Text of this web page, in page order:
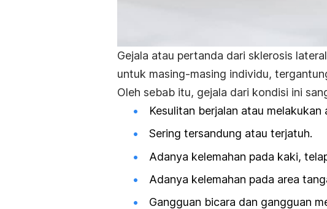
Gejala atau pertanda dari sklerosis
untuk masing-masing individu,
Oleh sebab itu, gejala dari kondisi ini
Kesulitan berjalan atau
Sering tersandung atau terjatuh.
Adanya kelemahan pada kaki,
Adanya kelemahan pada area
Gangguan bicara dan gangguan